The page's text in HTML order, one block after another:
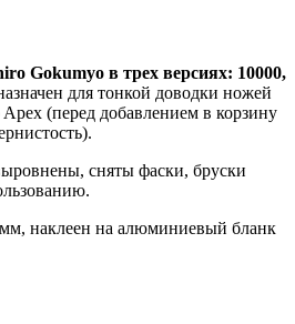
Gokumyo в трех версиях: 10000,
для тонкой доводки ножей
(перед добавлением в корзину
сняты фаски, бруски
наклеен на алюминиевый бланк